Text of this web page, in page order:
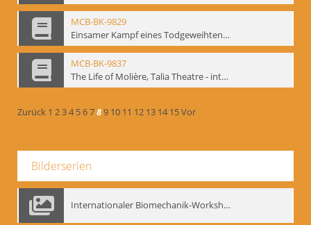
MCB-BK-9829
Einsamer Kampf eines Todgeweihten. Uraufführung von Farid Nagims Monodrama ,Goebbels' Tisch' im LOT-Theater - interne Signatur: BM-prt-21-4
MCB-BK-9837
The Life of Molière, Talia Theatre - interne Signatur: BM-prt-23-2
Zurück 1 234 56789 10 11 12 13 14 15Vor
Bilderserien
Internationaler Biomechanik-Workshop, Moskau 1993